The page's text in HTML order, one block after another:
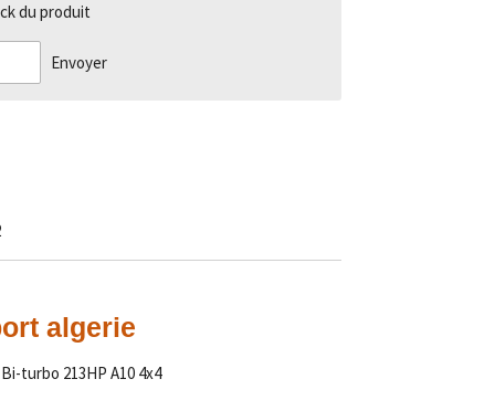
du produit
Envoyer
algerie
turbo 213HP A10 4x4